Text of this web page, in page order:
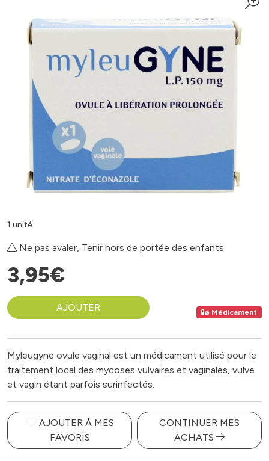
1 unité
Ne pas avaler, Tenir hors de portée des enfants
3,95€
AJOUTER Médicament
Myleugyne ovule vaginal est un médicament utilisé pour le
traitement local des mycoses vulvaires et vaginales, vulve
et vagin étant parfois surinfectés.
AJOUTER À MES
FAVORIS
CONTINUER MES
ACHATS